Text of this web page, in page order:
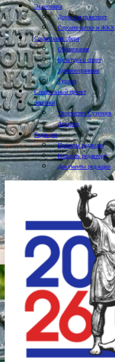
Экономика
Дороги и транспорт
Строительство и ЖКХ
Социальная сфера
Образование
Культура и спорт
Здравоохранение
Туризм
Специальный проект
Земляки
Творчество Сузунцев
Аграрии
Редакция
Проекты редакции
Написать редактору
Документы редакции